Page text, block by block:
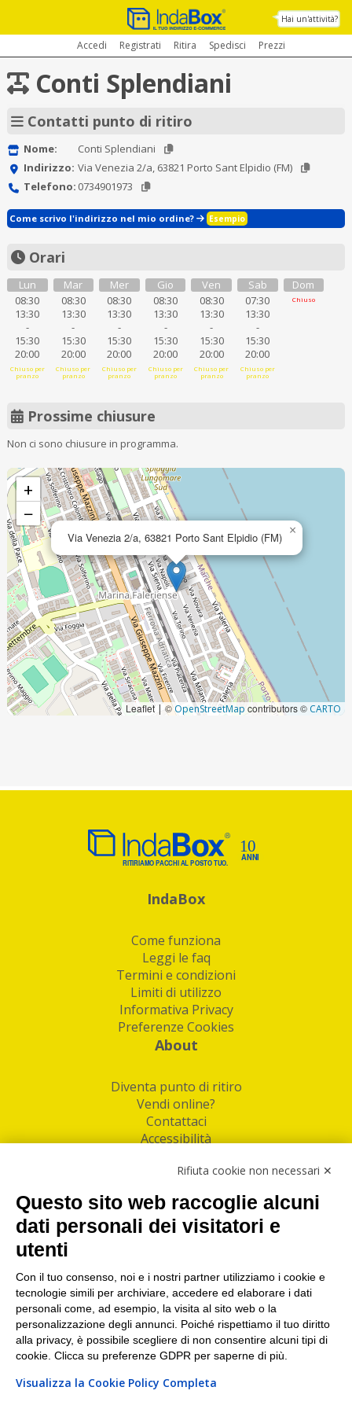
Hai un'attività?
Accedi Registrati Ritira Spedisci Prezzi
Conti Splendiani
Contatti punto di ritiro
Nome:
Conti Splendiani
Indirizzo: Via Venezia 2/a, 63821 Porto Sant Elpidio (FM)
Telefono: 0734901973
Come scrivo l'indirizzo nel mio ordine? Esempio
Orari
Lun
08:30
13:30
-
15:30
20:00
Chiuso per
pranzo
Mar
08:30
13:30
-
15:30
20:00
Chiuso per
pranzo
Mer
08:30
13:30
-
15:30
20:00
Chiuso per
pranzo
Gio
08:30
13:30
-
15:30
20:00
Chiuso per
pranzo
Ven
08:30
13:30
-
15:30
20:00
Chiuso per
pranzo
Sab
07:30
13:30
-
15:30
20:00
Chiuso per
pranzo
Dom
Chiuso
Prossime chiusure
Non ci sono chiusure in programma.
Via Venezia 2/a, 63821 Porto Sant Elpidio (FM) ×
+
−
Leaflet | ©OpenStreetMap contributors © CARTO
IndaBox
Come funziona
Leggi le faq
Termini e condizioni
Limiti di utilizzo
Informativa Privacy
Preferenze Cookies
About
Diventa punto di ritiro
Vendi online?
Contattaci
Accessibilità
Facebook
Linkedin
I nostri punti di ritiro e spedizione pacchi nelle
maggiori città italiane
Torino|Milano|Roma|Bologna|Firenze| Genova
Napoli|Varese
Rifiuta cookie non necessari ✕
Questo sito web raccoglie alcuni
dati personali dei visitatori e
utenti
Con il tuo consenso, noi e i nostri partner utilizziamo i cookie e
tecnologie simili per archiviare, accedere ed elaborare i dati
personali come, ad esempio, la visita al sito web o la
personalizzazione degli annunci. Poiché rispettiamo il tuo diritto
alla privacy, è possibile scegliere di non consentire alcuni tipi di
cookie. Clicca su preferenze GDPR per saperne di più.
Visualizza la Cookie Policy Completa